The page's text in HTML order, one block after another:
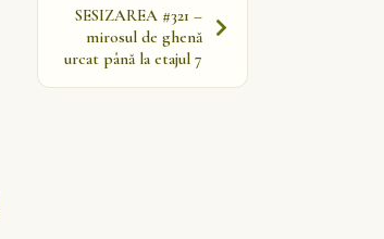
SESIZAREA #321 –
mirosul de ghenă
urcat până la etajul 7